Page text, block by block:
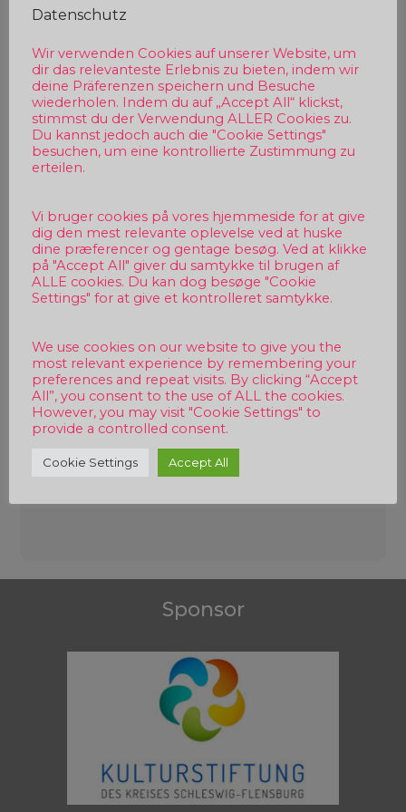
Beitragsnavigation
Sponsor
Datenschutz
Wir verwenden Cookies auf unserer Website, um
dir das relevanteste Erlebnis zu bieten, indem wir
deine Präferenzen speichern und Besuche
wiederholen. Indem du auf „Accept All“ klickst,
stimmst du der Verwendung ALLER Cookies zu.
Du kannst jedoch auch die "Cookie Settings"
besuchen, um eine kontrollierte Zustimmung zu
erteilen.
Vi bruger cookies på vores hjemmeside for at give
dig den mest relevante oplevelse ved at huske
dine præferencer og gentage besøg. Ved at klikke
på "Accept All" giver du samtykke til brugen af
ALLE cookies. Du kan dog besøge "Cookie
Settings" for at give et kontrolleret samtykke.
We use cookies on our website to give you the
most relevant experience by remembering your
preferences and repeat visits. By clicking “Accept
All”, you consent to the use of ALL the cookies.
However, you may visit "Cookie Settings" to
provide a controlled consent.
Cookie Settings Accept All